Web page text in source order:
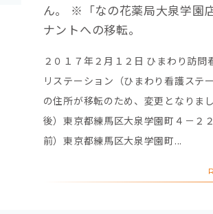
ん。 ※「なの花薬局大泉学園
ナントへの移転。
２０１７年２月１２日 ひまわり訪問
リステーション（ひまわり看護ステー
の住所が移転のため、変更となりま
後）東京都練馬区大泉学園町４－２
前）東京都練馬区大泉学園町...